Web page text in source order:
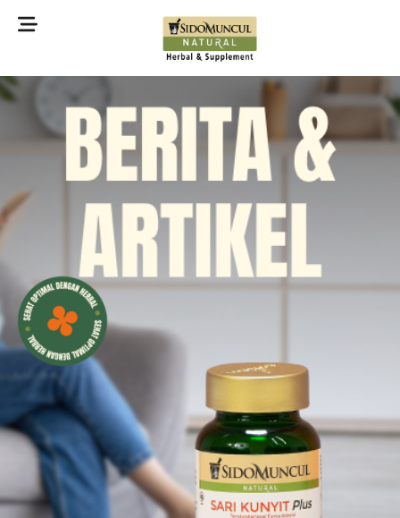
©2022 Sidomuncul Natural All right reserved